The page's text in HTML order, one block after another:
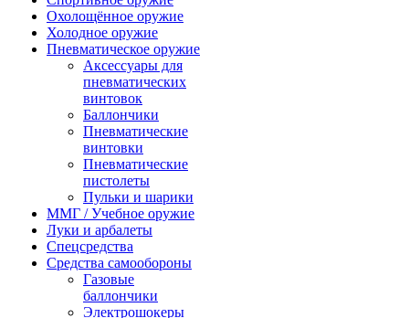
Охолощённое оружие
Холодное оружие
Пневматическое оружие
Аксессуары для
пневматических
винтовок
Баллончики
Пневматические
винтовки
Пневматические
пистолеты
Пульки и шарики
ММГ / Учебное оружие
Луки и арбалеты
Спецсредства
Средства самообороны
Газовые
баллончики
Электрошокеры